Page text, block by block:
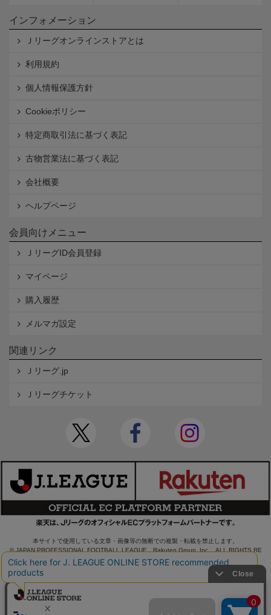
インフォメーション
Ｊリーグオンラインストアとは
利用規約
個人情報保護方針
Cookieポリシー
特定商取引法に基づく表記
古物営業法に基づく表記
会社概要
ヘルプページ
会員向けメニュー
ＪリーグID会員登録
マイページ
購入履歴
メルマガ設定
関連リンク
Ｊリーグ.jp
Ｊリーグチケット
本サイトで使用している文章・画像等の無断での複製・転載を禁止します。
© JAPAN PROFESSIONAL FOOTBALL LEAGUE Rakuten Group, Inc. ALL RIGHTS RE
SERVED.